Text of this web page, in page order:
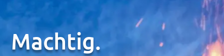
Machtig.